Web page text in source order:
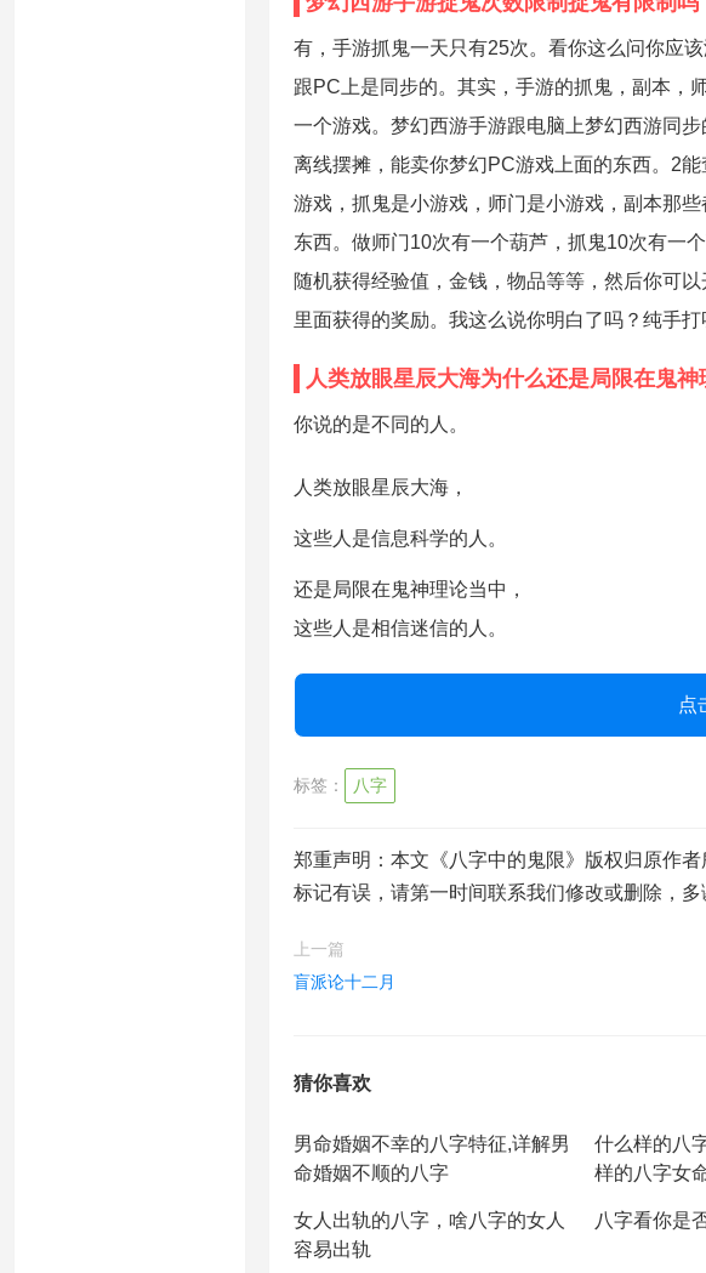
有，手游抓鬼一天只有25次。看你这么问你应
跟PC上是同步的。其实，手游的抓鬼，副本，
一个游戏。梦幻西游手游跟电脑上梦幻西游同
离线摆摊，能卖你梦幻PC游戏上面的东西。2
游戏，抓鬼是小游戏，师门是小游戏，副本那
东西。做师门10次有一个葫芦，抓鬼10次有一
随机获得经验值，金钱，物品等等，然后你可
里面获得的奖励。我这么说你明白了吗？纯手
人类放眼星辰大海为什么还是局限在鬼神
你说的是不同的人。
人类放眼星辰大海，
这些人是信息科学的人。
还是局限在鬼神理论当中，
这些人是相信迷信的人。
点
标签： 八字
郑重声明：本文《八字中的鬼限》版权归原作
标记有误，请第一时间联系我们修改或删除，多
上一篇
盲派论十二月
猜你喜欢
男命婚姻不幸的八字特征,详解男
命婚姻不顺的八字
什么样的八
样的八字女
女人出轨的八字，啥八字的女人
容易出轨
八字看你是